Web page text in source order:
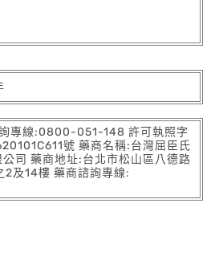
專線:0800-051-148 許可執照字
號 藥商名稱:台灣屈臣氏
司 藥商地址:台北市松山區八德路
2及14樓 藥商諮詢專線: